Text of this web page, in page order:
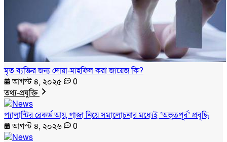
মৃত ব্যক্তির জন্য দোয়া-মাহফিল করা জায়েজ কি?
আগস্ট ৪, ২০২৫
0
তথ্য-প্রযুক্তি
প্যালান্টির রেকর্ড আয়, গাজা নিয়ে সমালোচনার মধ্যেই ‘অভূতপূর্ব’ প্রবৃদ্ধি
আগস্ট ৪, ২০২৬
0